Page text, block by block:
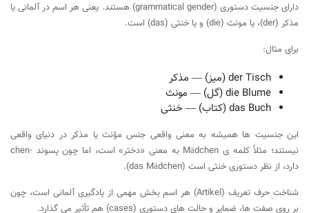
دارای جنسیت دستوری (grammatical gender) هستند. یعنی هر اسم در آلمانی یا
مذکر (der)، یا مونث (die) و یا خنثی (das) است.
برای مثال:
der Tisch (میز) — مذکر
die Blume (گل) — مونث
das Buch (کتاب) — خنثی
این جنسیت ها همیشه به معنی واقعی جنس مؤنث یا مذکر در دنیای واقعی
نیستند؛ مثلاً کلمه ی Mädchen به معنی «دختر» است، اما چون پسوند -chen
دارد، از نظر دستوری خنثی است (das Mädchen).
شناخت حرف تعریف (Artikel) هر اسم بخش مهمی از یادگیری آلمانی است، چون
بر روی صفت ها، ضمایر و حالت های دستوری (cases) هم تأثیر می گذارد.